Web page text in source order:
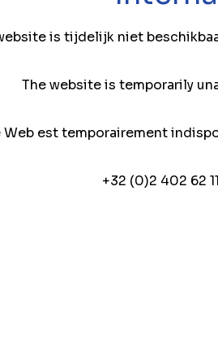
is tijdelijk niet
The website is temporarily
Web est temporairement
+32 (0)2 402 62